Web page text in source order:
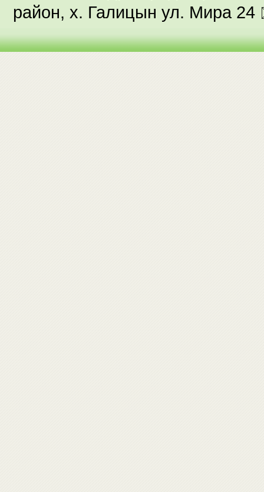
район, х. Галицын ул. Мира